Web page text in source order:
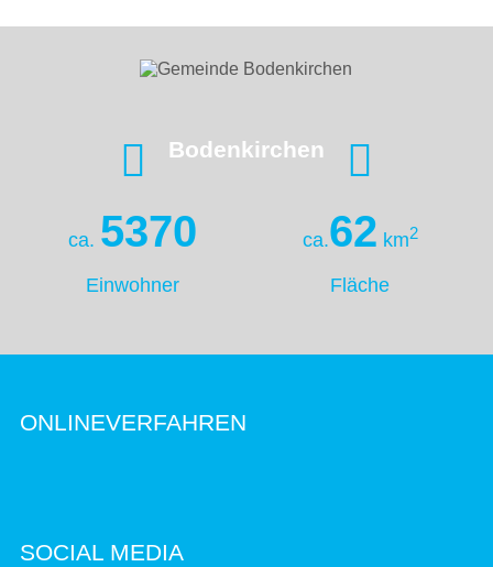
Bodenkirchen
ca. 5370
Einwohner
ca.62 km2
Fläche
ONLINEVERFAHREN
SOCIAL MEDIA